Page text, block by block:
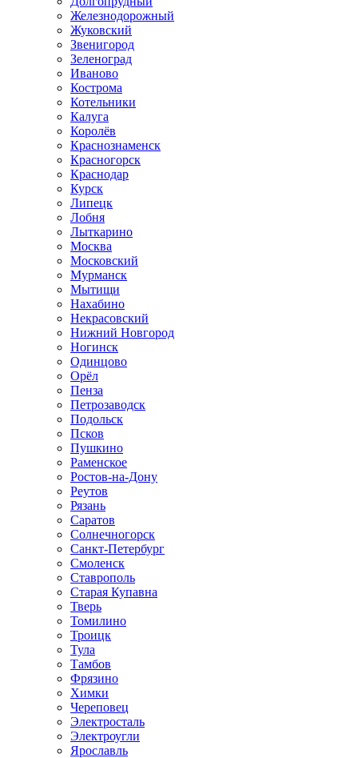
Железнодорожный
Жуковский
Звенигород
Зеленоград
Иваново
Кострома
Котельники
Калуга
Королёв
Краснознаменск
Красногорск
Краснодар
Курск
Липецк
Лобня
Лыткарино
Москва
Московский
Мурманск
Мытищи
Нахабино
Некрасовский
Нижний Новгород
Ногинск
Одинцово
Орёл
Пенза
Петрозаводск
Подольск
Псков
Пушкино
Раменское
Ростов-на-Дону
Реутов
Рязань
Саратов
Солнечногорск
Санкт-Петербург
Смоленск
Ставрополь
Старая Купавна
Тверь
Томилино
Троицк
Тула
Тамбов
Фрязино
Химки
Череповец
Электросталь
Электроугли
Ярославль